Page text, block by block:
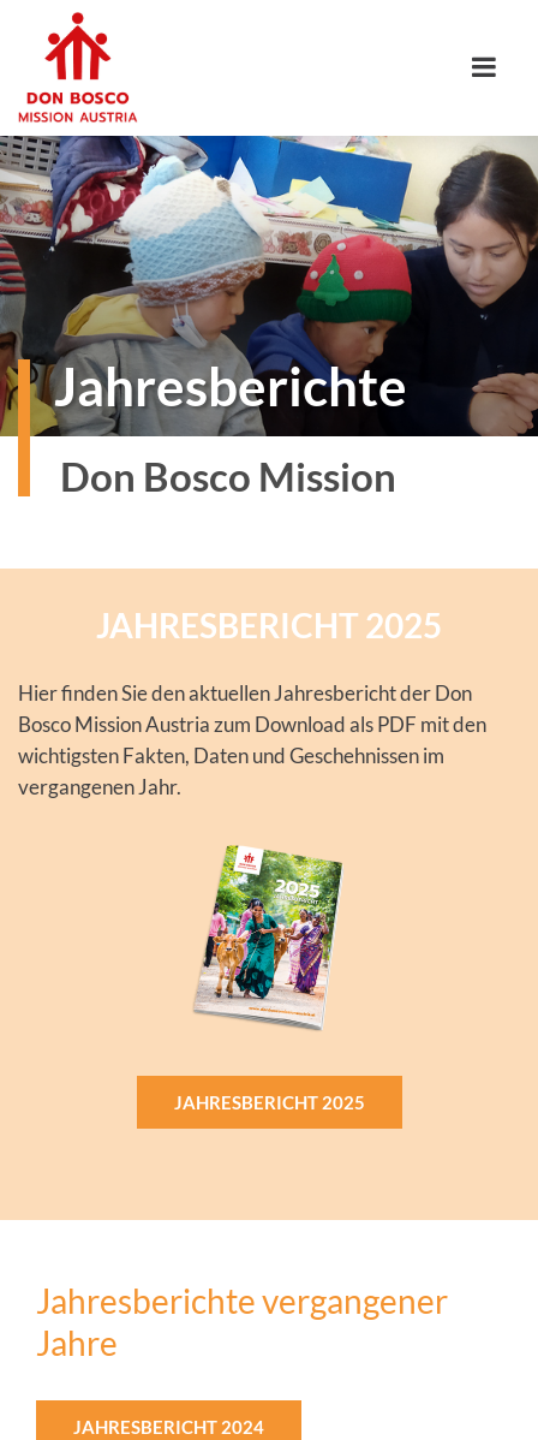
Jahresberichte
Don Bosco Mission
JAHRESBERICHT 2025
Hier finden Sie den aktuellen Jahresbericht der Don
Bosco Mission Austria zum Download als PDF mit den
wichtigsten Fakten, Daten und Geschehnissen im
vergangenen Jahr.
JAHRESBERICHT 2025
Jahresberichte vergangener
Jahre
JAHRESBERICHT 2024